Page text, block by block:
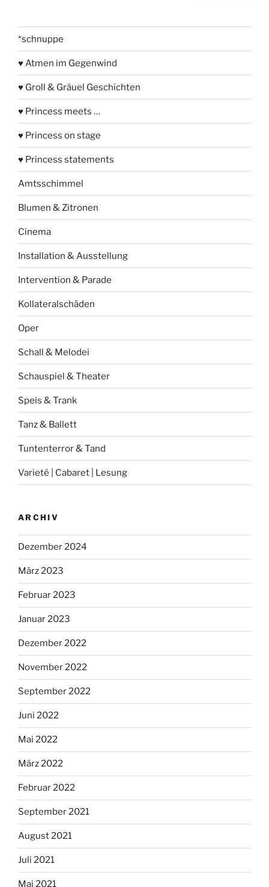
*schnuppe
♥ Atmen im Gegenwind
♥ Groll & Gräuel Geschichten
♥ Princess meets …
♥ Princess on stage
♥ Princess statements
Amtsschimmel
Blumen & Zitronen
Cinema
Installation & Ausstellung
Intervention & Parade
Kollateralschäden
Oper
Schall & Melodei
Schauspiel & Theater
Speis & Trank
Tanz & Ballett
Tuntenterror & Tand
Varieté | Cabaret | Lesung
ARCHIV
Dezember 2024
März 2023
Februar 2023
Januar 2023
Dezember 2022
November 2022
September 2022
Juni 2022
Mai 2022
März 2022
Februar 2022
September 2021
August 2021
Juli 2021
Mai 2021